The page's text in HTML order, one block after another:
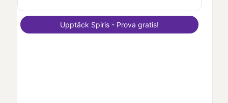
Upptäck Spiris - Prova gratis!